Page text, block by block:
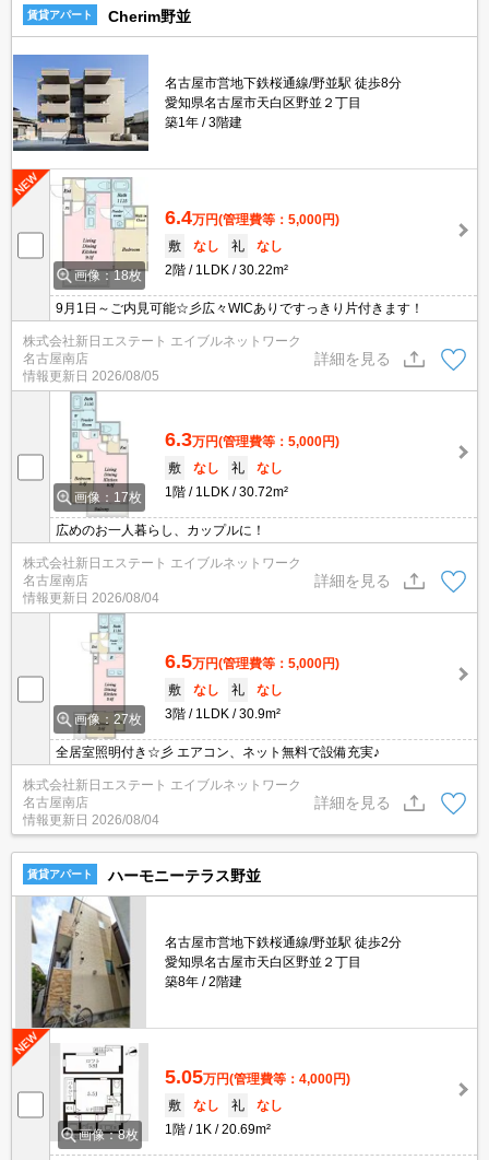
賃貸アパート Cherim野並
名古屋市営地下鉄桜通線/野並駅 徒歩8分
愛知県名古屋市天白区野並２丁目
築1年
3階建
画像：18枚
6.4万円(管理費等：5,000円)
敷
なし 礼
なし
2階
1LDK 30.22m²
9月1日～ご内見可能☆彡広々WICありですっきり片付きます！
株式会社新日エステート エイブルネットワーク
名古屋南店
情報更新日 2026/08/05
詳細を見る
画像：17枚
6.3万円(管理費等：5,000円)
敷
なし 礼
なし
1階
1LDK 30.72m²
広めのお一人暮らし、カップルに！
株式会社新日エステート エイブルネットワーク
名古屋南店
情報更新日 2026/08/04
詳細を見る
画像：27枚
6.5万円(管理費等：5,000円)
敷
なし 礼
なし
3階
1LDK 30.9m²
全居室照明付き☆彡 エアコン、ネット無料で設備充実♪
株式会社新日エステート エイブルネットワーク
名古屋南店
情報更新日 2026/08/04
詳細を見る
賃貸アパート ハーモニーテラス野並
名古屋市営地下鉄桜通線/野並駅 徒歩2分
愛知県名古屋市天白区野並２丁目
築8年
2階建
画像：8枚
5.05万円(管理費等：4,000円)
敷
なし 礼
なし
1階
1K 20.69m²